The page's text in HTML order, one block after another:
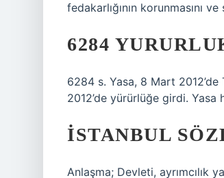
fedakarlığının korunmasını
6284
6284 s. Yasa, 8 Mart
2012’de yürürlüğe girdi.
İSTANBUL
Anlaşma; Devleti, ayrımcılık